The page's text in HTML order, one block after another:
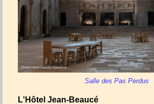
Salle des Pas Perdus
L'Hôtel Jean-Beaucé